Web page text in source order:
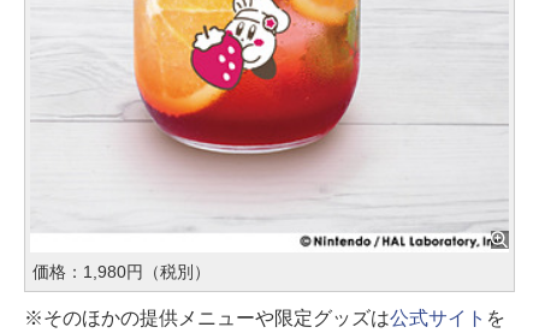
価格：1,980円（税別）
※そのほかの提供メニューや限定グッズは公式サイト を